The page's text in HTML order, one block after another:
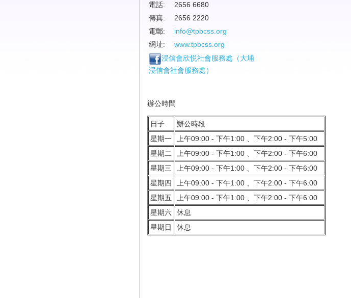
電話:
2656 6680
傳真:
2656 2220
電郵:
info@tpbcss.org
網址:
www.tpbcss.org
浸信會欣悦社會服務處（大埔
浸信會社會服務處）
辦公時間
日子
辦公時段
星期一
上午09:00 - 下午1:00 、下午2:00 - 下午5:00
星期二
上午09:00 - 下午1:00 、下午2:00 - 下午6:00
星期三
上午09:00 - 下午1:00 、下午2:00 - 下午6:00
星期四
上午09:00 - 下午1:00 、下午2:00 - 下午6:00
星期五
上午09:00 - 下午1:00 、下午2:00 - 下午6:00
星期六
休息
星期日
休息